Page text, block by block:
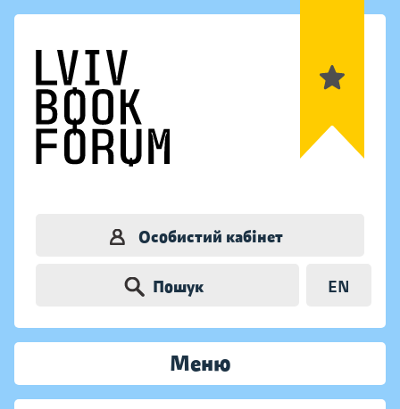
Особистий кабінет
Пошук EN
Меню